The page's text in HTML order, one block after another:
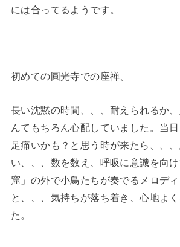
には合ってるようです。
初めての圓光寺での座禅、
長い沈黙の時間、、、耐えられるか
んてもちろん心配していました。当日
足痛いかも？と思う時が来たら、、
い、、、数を数え、呼吸に意識を向
窟」の外で小鳥たちが奏でるメロデ
と、、、気持ちが落ち着き、心地よ
た。